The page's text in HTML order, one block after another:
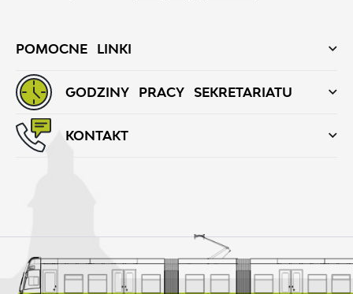
POMOCNE LINKI
GODZINY PRACY SEKRETARIATU
KONTAKT